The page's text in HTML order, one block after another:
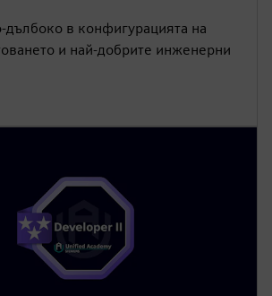
дълбоко в конфигурацията на
и най-добрите инженерни